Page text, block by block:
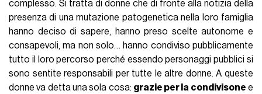
complesso. Si tratta di donne che di fronte alla notizia della
presenza di una mutazione patogenetica nella loro famiglia
hanno deciso di sapere, hanno preso scelte autonome e
consapevoli, ma non solo… hanno condiviso pubblicamente
tutto il loro percorso perché essendo personaggi pubblici si
sono sentite responsabili per tutte le altre donne. A queste
donne va detta una sola cosa: grazie per la condivisone e